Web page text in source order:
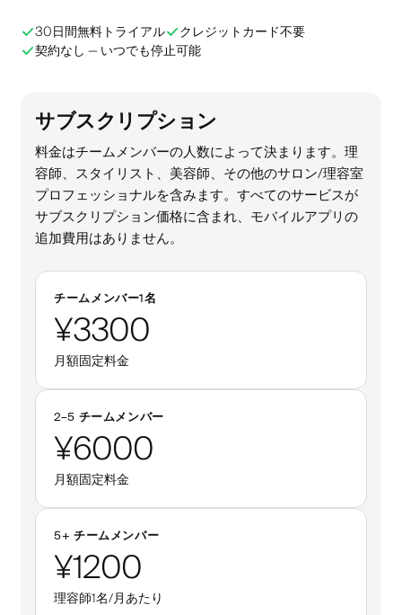
30日間無料トライアル
クレジットカード不要
契約なし — いつでも停止可能
サブスクリプション
料金はチームメンバーの人数によって決まります。理
容師、スタイリスト、美容師、その他のサロン/理容室
プロフェッショナルを含みます。すべてのサービスが
サブスクリプション価格に含まれ、モバイルアプリの
追加費用はありません。
チームメンバー1名
¥3300
月額固定料金
2–5 チームメンバー
¥6000
月額固定料金
5+ チームメンバー
¥1200
理容師1名/月あたり